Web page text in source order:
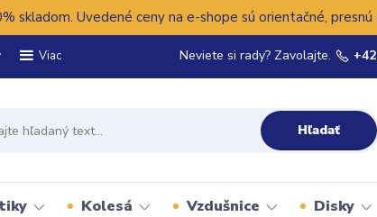
skladom. Uvedené ceny na e-shope sú orientačné,
Viac
Hľadať
Neviete si rady? Zavolajte.
Kolesá Vzdušnice Disky